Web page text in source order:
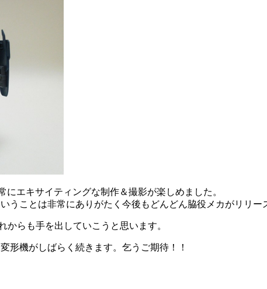
エキサイティングな制作＆撮影が楽しめました。
うことは非常にありがたく今後もどんどん脇役メカがリリ
らも手を出していこうと思います。
形機がしばらく続きます。乞うご期待！！